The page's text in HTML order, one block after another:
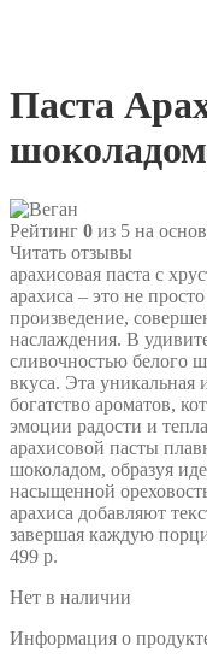
Паста
Рейтинг 0 из 5 на
Читать отзывы
арахисовая паста с
арахиса – это не
произведение,
наслаждения. В
сливочностью белого
вкуса. Эта уникальная
богатство ароматов,
эмоции радости и
арахисовой пасты
шоколадом, образуя
насыщенной
арахиса добавляют
завершая каждую
499 р.
Нет в наличии
Информация о